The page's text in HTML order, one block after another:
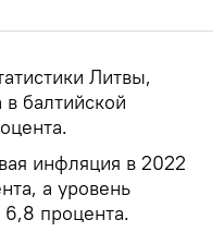
Литвы,
балтийской
инфляция в 2022
а уровень
6,8 процента.